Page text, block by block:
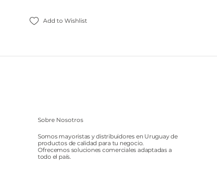
Add to Wishlist
Sobre Nosotros
Somos mayoristas y distribuidores en Uruguay de
productos de calidad para tu negocio.
Ofrecemos soluciones comerciales adaptadas a
todo el país.